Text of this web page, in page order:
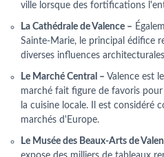
ville lorsque des fortifications
La Cathédrale de Valence –
Sainte-Marie, le principal édifice
diverses influences
Le Marché Central – Valence est
marché fait figure de favoris
la cuisine locale. Il est considéré
marchés d'Europe.
Le Musée des Beaux-Arts de